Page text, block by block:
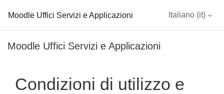
Moodle Uffici Servizi e Applicazioni Italiano ‎(it)‎
Moodle Uffici Servizi e Applicazioni
Condizioni di utilizzo e